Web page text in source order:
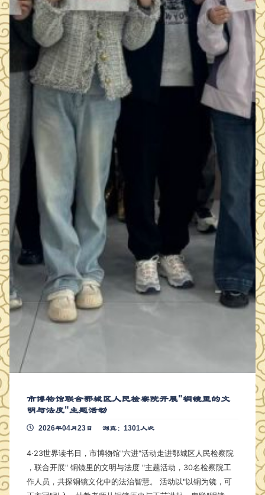
市博物馆联合鄂城区人民检察院开展"铜镜里的文
明与法度"主题活动
2026年04月23日 浏览：1301人次
4·23世界读书日，市博物馆"六进"活动走进鄂城区人民检察院
，联合开展" 铜镜里的文明与法度 "主题活动，30名检察院工
作人员，共探铜镜文化中的法治智慧。 活动以"以铜为镜，可